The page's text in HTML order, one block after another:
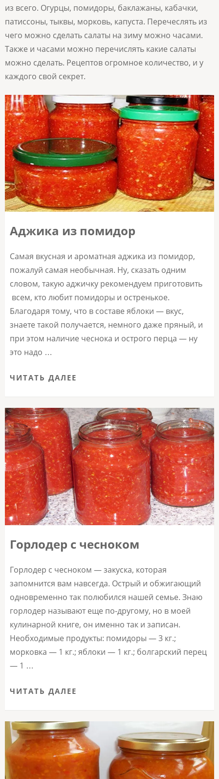
из всего. Огурцы, помидоры, баклажаны, кабачки,
патиссоны, тыквы, морковь, капуста. Перечеслять из
чего можно сделать салаты на зиму можно часами.
Также и часами можно перечислять какие салаты
можно сделать. Рецептов огромное количество, и у
каждого свой секрет.
Аджика из помидор
Самая вкусная и ароматная аджика из помидор,
пожалуй самая необычная. Ну, сказать одним
словом, такую аджичку рекомендуем приготовить
всем, кто любит помидоры и остренькое.
Благодаря тому, что в составе яблоки — вкус,
знаете такой получается, немного даже пряный, и
при этом наличие чеснока и острого перца — ну
это надо …
ЧИТАТЬ ДАЛЕЕ
Горлодер с чесноком
Горлодер с чесноком — закуска, которая
запомнится вам навсегда. Острый и обжигающий
одновременно так полюбился нашей семье. Знаю
горлодер называют еще по-другому, но в моей
кулинарной книге, он именно так и записан.
Необходимые продукты: помидоры — 3 кг.;
морковка — 1 кг.; яблоки — 1 кг.; болгарский перец
— 1 …
ЧИТАТЬ ДАЛЕЕ